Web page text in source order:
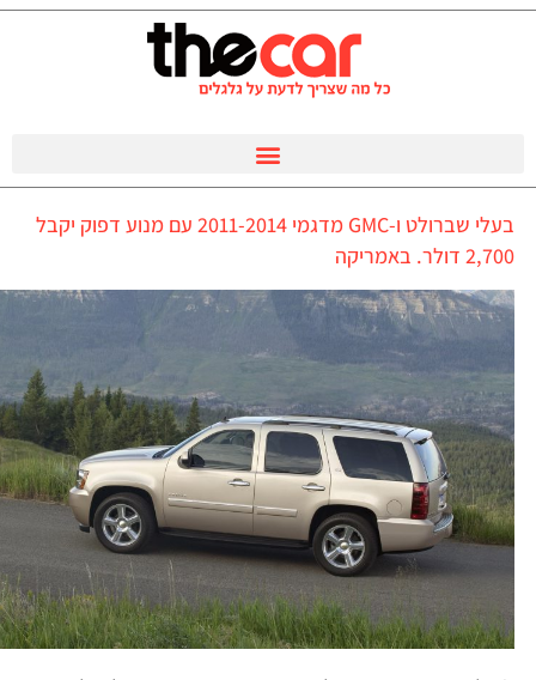
בעלי שברולט ו-GMC מדגמי 2011-2014 עם מנוע דפוק יקבל
2,700 דולר. באמריקה